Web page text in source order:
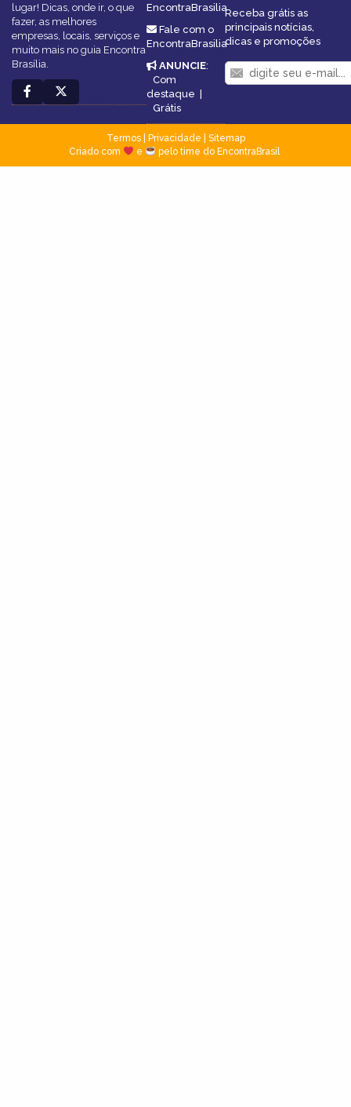
lugar! Dicas, onde ir, o que
fazer, as melhores
empresas, locais, serviços e
muito mais no guia Encontra
Brasília.
EncontraBrasilia
Fale com o
EncontraBrasilia
ANUNCIE:
Com
destaque |
Grátis
Receba grátis as
principais notícias,
dicas e promoções
Termos| Privacidade
Sitemap
Criado com
e pelo time do EncontraBrasil